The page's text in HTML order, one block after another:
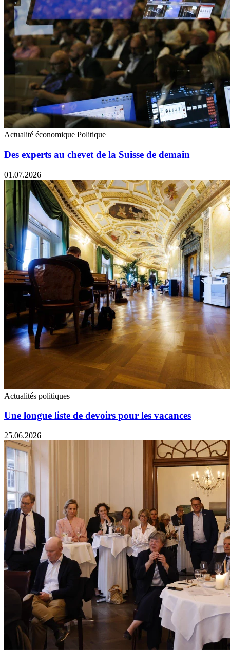
Actualité économique Politique
Des experts au chevet de la Suisse de demain
01.07.2026
Actualités politiques
Une longue liste de devoirs pour les vacances
25.06.2026